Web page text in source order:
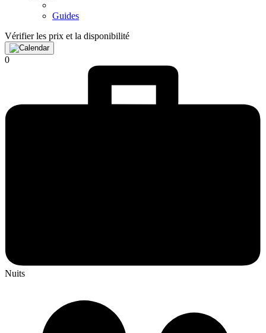
Guides
Vérifier les prix et la disponibilité
0
Nuits